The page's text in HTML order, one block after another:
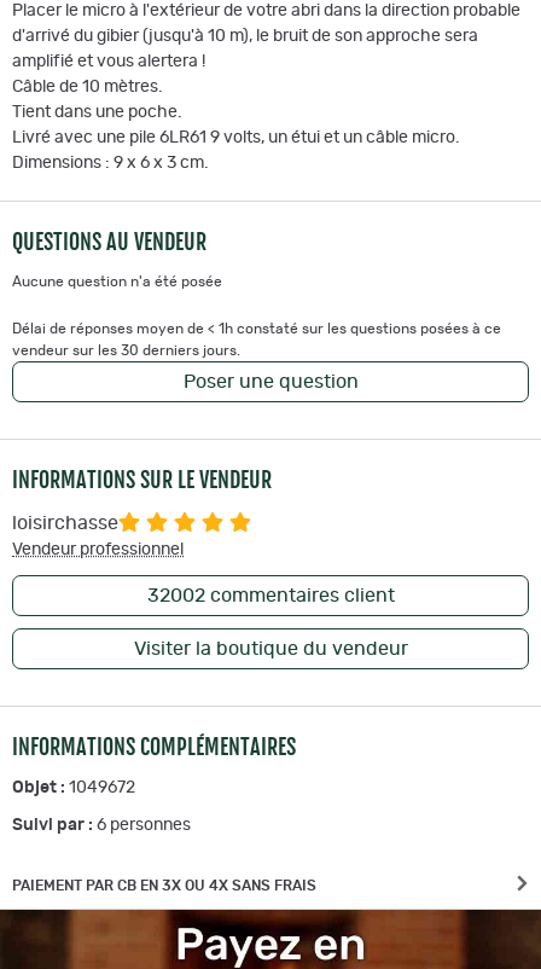
Placer le micro à l'extérieur de votre abri dans la direction probable
d'arrivé du gibier (jusqu'à 10 m), le bruit de son approche sera
amplifié et vous alertera !
Câble de 10 mètres.
Tient dans une poche.
Livré avec une pile 6LR61 9 volts, un étui et un câble micro.
Dimensions : 9 x 6 x 3 cm.
QUESTIONS AU VENDEUR
Aucune question n'a été posée
Délai de réponses moyen de < 1h constaté sur les questions posées à ce
vendeur sur les 30 derniers jours.
Poser une question
INFORMATIONS SUR LE VENDEUR
loisirchasse
Vendeur professionnel
32002commentaires client
Visiter la boutique du vendeur
INFORMATIONS COMPLÉMENTAIRES
Objet : 1049672
Suivi par : 6 personnes
PAIEMENT PAR CB EN 3X OU 4X SANS FRAIS